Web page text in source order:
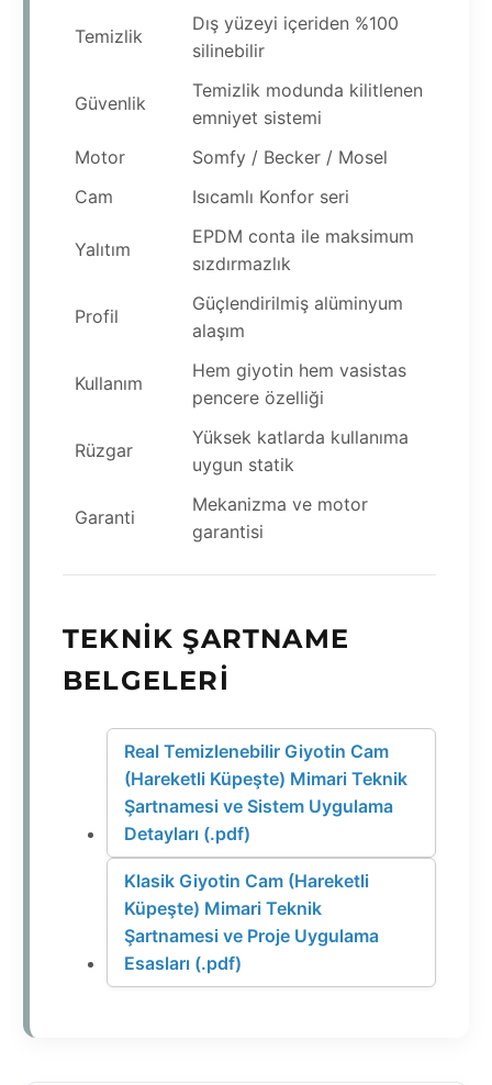
Temizlik
Dış yüzeyi içeriden %100
silinebilir
Güvenlik
Temizlik modunda kilitlenen
emniyet sistemi
Motor
Somfy / Becker / Mosel
Cam
Isıcamlı Konfor seri
Yalıtım
EPDM conta ile maksimum
sızdırmazlık
Profil
Güçlendirilmiş alüminyum
alaşım
Kullanım
Hem giyotin hem vasistas
pencere özelliği
Rüzgar
Yüksek katlarda kullanıma
uygun statik
Garanti
Mekanizma ve motor
garantisi
TEKNIK ŞARTNAME
BELGELERI
Real Temizlenebilir Giyotin Cam
(Hareketli Küpeşte) Mimari Teknik
Şartnamesi ve Sistem Uygulama
Detayları (.pdf)
Klasik Giyotin Cam (Hareketli
Küpeşte) Mimari Teknik
Şartnamesi ve Proje Uygulama
Esasları (.pdf)